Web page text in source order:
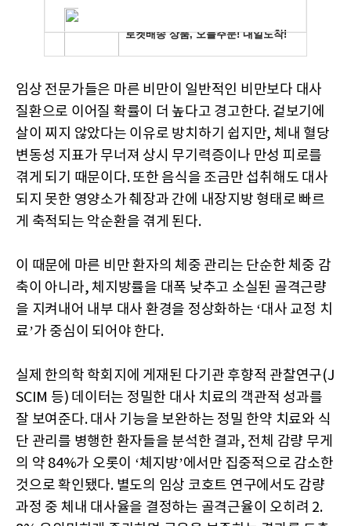
임상 전문가들은 마른 비만이 일반적인 비만보다 대사
질환으로 이어질 확률이 더 높다고 경고한다. 겉보기에
살이 찌지 않았다는 이유로 방치하기 쉽지만, 체내 혈당
변동성 지표가 무너져 상시 무기력증이나 만성 피로를
겪게 되기 때문이다. 또한 음식을 조금만 섭취해도 대사
되지 못한 영양소가 췌장과 간에 내장지방 형태로 빠르
게 축적되는 악순환을 겪게 된다.
이 때문에 마른 비만 환자의 체중 관리는 단순한 체중 감
축이 아니라, 체지방률을 대폭 낮추고 소실된 골격근량
을 지켜내어 내부 대사 환경을 정상화하는 ‘대사 교정 치
료’가 중심이 되어야 한다.
실제 한의학 학회지에 게재된 다기관 후향적 관찰연구(J
SCIM 등) 데이터는 정밀한 대사 치료의 객관적 성과를
잘 보여준다. 대사 기능을 보완하는 정밀 한약 치료와 식
단 관리를 병행한 환자들을 분석한 결과, 전체 감량 무게
의 약 84%가 오롯이 ‘체지방’에서만 집중적으로 감소한
것으로 확인됐다. 별도의 임상 코호트 연구에서도 감량
과정 중 체내 대사율을 결정하는 골격근율이 오히려 2.